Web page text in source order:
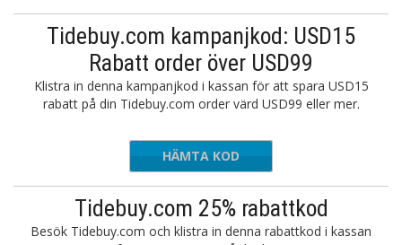
Tidebuy.com kampanjkod: USD15
Rabatt order över USD99
Klistra in denna kampanjkod i kassan för att spara USD15
rabatt på din Tidebuy.com order värd USD99 eller mer.
TIDE15
HÄMTA KOD
Tidebuy.com 25% rabattkod
Besök Tidebuy.com och klistra in denna rabattkod i kassan